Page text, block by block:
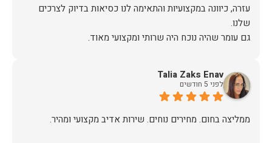
עזרה, כיוונה במקצועיות והתאימה לנו כסיאות בדיוק לצרכים
ערב לפני ההגעה של המוביל (יובל) הוא התקשר לוודא כתובת
Talia Zaks Enav
לפני 5 חודשים
ממליצה בחום. מחירים נוחים. שירות אדיב מקצועי ומהיר.